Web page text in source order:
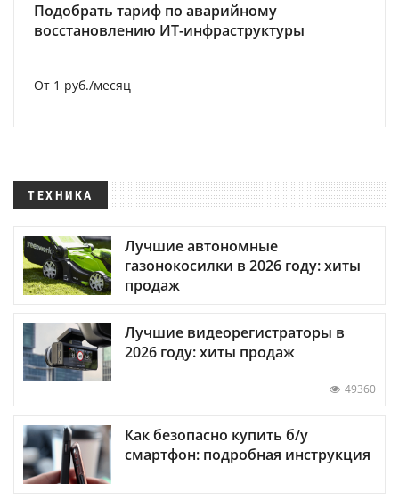
Подобрать тариф по аварийному
восстановлению ИТ-инфраструктуры
От 1 руб./месяц
ТЕХНИКА
Лучшие автономные
газонокосилки в 2026 году: хиты
продаж
Лучшие видеорегистраторы в
2026 году: хиты продаж
49360
Как безопасно купить б/у
смартфон: подробная инструкция